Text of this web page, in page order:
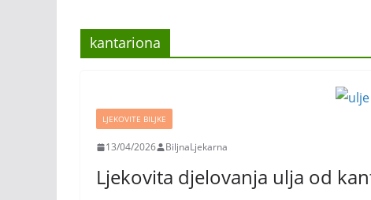
kantariona
LJEKOVITE BILJKE
13/04/2026 BiljnaLjekarna
Ljekovita djelovanja ulja od